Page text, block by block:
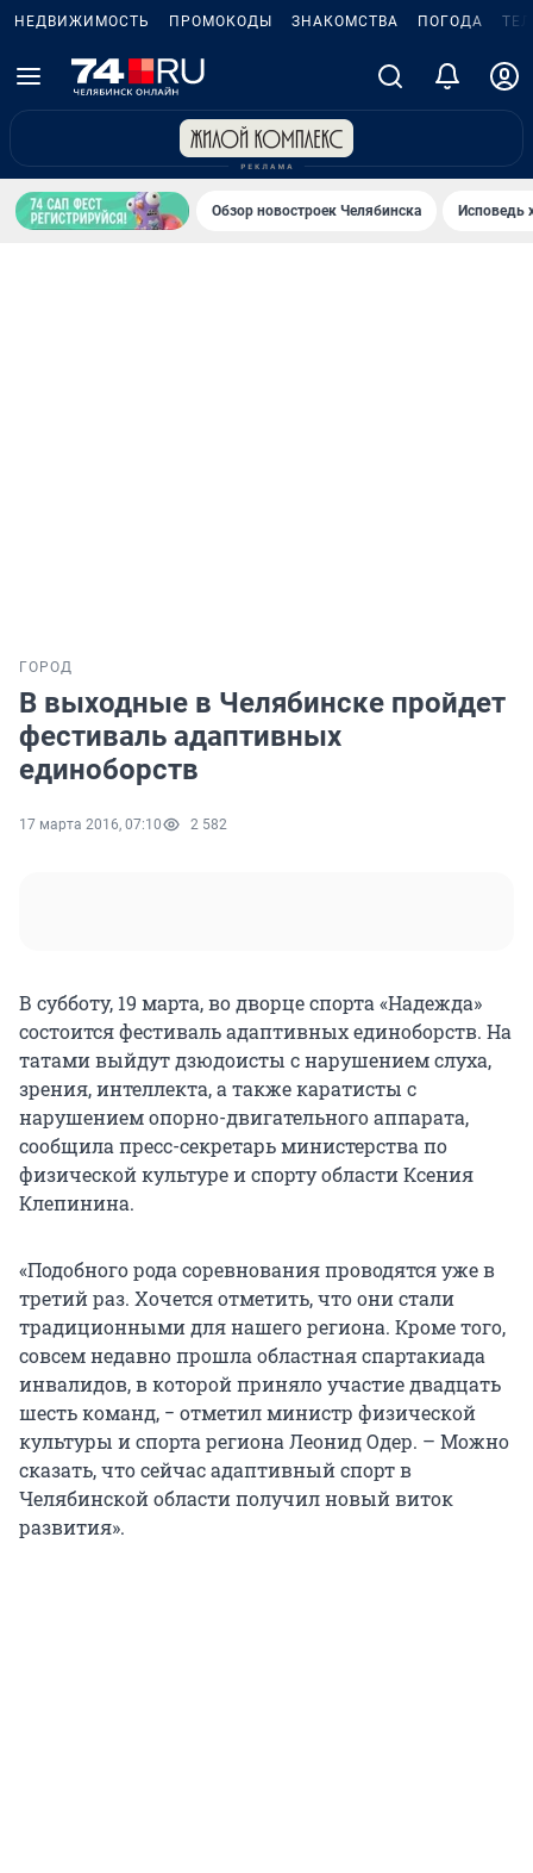
НЕДВИЖИМОСТЬ ПРОМОКОДЫ ЗНАКОМСТВА ПОГОДА
Обзор новостроек Челябинска Исповедь
ГОРОД
В выходные в Челябинске пройдет
фестиваль адаптивных
единоборств
17 марта 2016, 07:10 2 582
В субботу, 19 марта, во дворце спорта «Надежда»
состоится фестиваль адаптивных единоборств. На
татами выйдут дзюдоисты с нарушением слуха,
зрения, интеллекта, а также каратисты с
нарушением опорно-двигательного аппарата,
сообщила пресс-секретарь министерства по
физической культуре и спорту области Ксения
Клепинина.
«Подобного рода соревнования проводятся уже в
третий раз. Хочется отметить, что они стали
традиционными для нашего региона. Кроме того,
совсем недавно прошла областная спартакиада
инвалидов, в которой приняло участие двадцать
шесть команд, − отметил министр физической
культуры и спорта региона Леонид Одер. – Можно
сказать, что сейчас адаптивный спорт в
Челябинской области получил новый виток
развития».